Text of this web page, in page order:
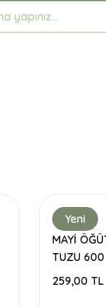
KARGO
GEÇERLİ %10
Yeni
MAYİ
TUZU 600
259,00 TL